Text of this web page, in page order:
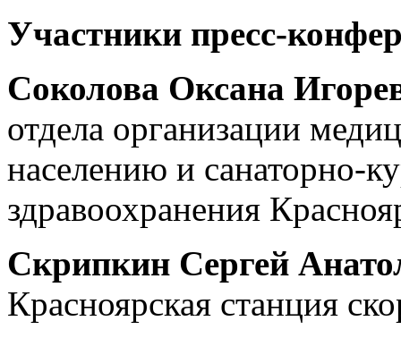
Участники пресс-
Соколова Оксана
отдела организации
населению и санаторно-
здравоохранения
Скрипкин Сергей
Красноярская станция